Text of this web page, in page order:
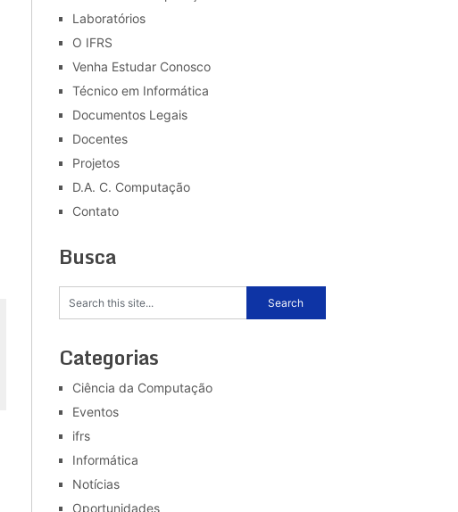
Laboratórios
O IFRS
Venha Estudar Conosco
Técnico em Informática
Documentos Legais
Docentes
Projetos
D.A. C. Computação
Contato
Busca
Categorias
Ciência da Computação
Eventos
ifrs
Informática
Notícias
Oportunidades